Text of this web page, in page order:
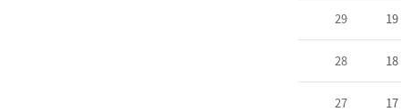
29 19
28 18
27 17